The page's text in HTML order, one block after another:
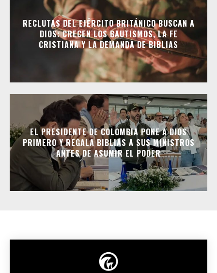
RECLUTAS DEL EJÉRCITO BRITÁNICO BUSCAN A
DIOS: CRECEN LOS BAUTISMOS, LA FE
CRISTIANA Y LA DEMANDA DE BIBLIAS
EL PRESIDENTE DE COLOMBIA PONE A DIOS
PRIMERO Y REGALA BIBLIAS A SUS MINISTROS
ANTES DE ASUMIR EL PODER